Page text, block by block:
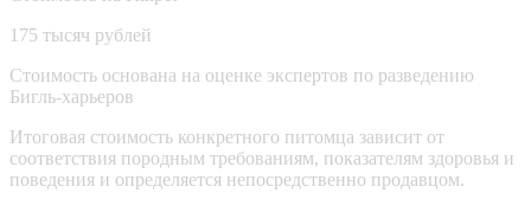
175 тысяч рублей
Стоимость основана на оценке экспертов по разведению
Бигль-харьеров
Итоговая стоимость конкретного питомца зависит от
соответствия породным требованиям, показателям здоровья и
поведения и определяется непосредственно продавцом.